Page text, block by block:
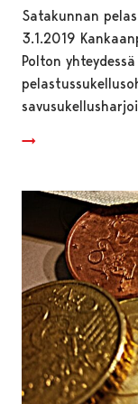
Satakunnan
3.1.2019
Polton